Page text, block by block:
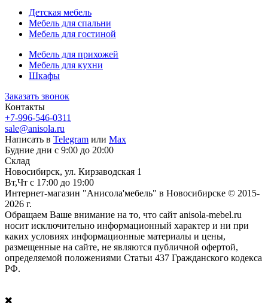
Детская мебель
Мебель для спальни
Мебель для гостиной
Мебель для прихожей
Мебель для кухни
Шкафы
Заказать звонок
Контакты
+7-996-546-0311
sale@anisola.ru
Написать в Telegram или Max
Будние дни с 9:00 до 20:00
Склад
Новосибирск, ул. Кирзаводская 1
Вт,Чт с 17:00 до 19:00
Интернет-магазин "Анисола'мебель" в Новосибирске © 2015-
2026 г.
Обращаем Ваше внимание на то, что сайт anisola-mebel.ru
носит исключительно информационный характер и ни при
каких условиях информационные материалы и цены,
размещенные на сайте, не являются публичной офертой,
определяемой положениями Статьи 437 Гражданского кодекса
РФ.